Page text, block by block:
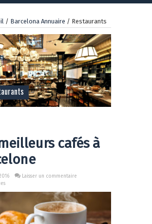
/ Barcelona Annuaire / Restaurants
cafés à
Laisser un commentaire